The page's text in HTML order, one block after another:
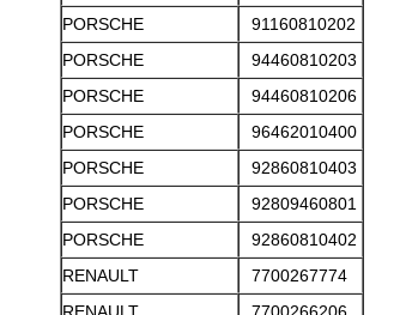
PORSCHE
91160810202
PORSCHE
94460810203
PORSCHE
94460810206
PORSCHE
96462010400
PORSCHE
92860810403
PORSCHE
92809460801
PORSCHE
92860810402
RENAULT
7700267774